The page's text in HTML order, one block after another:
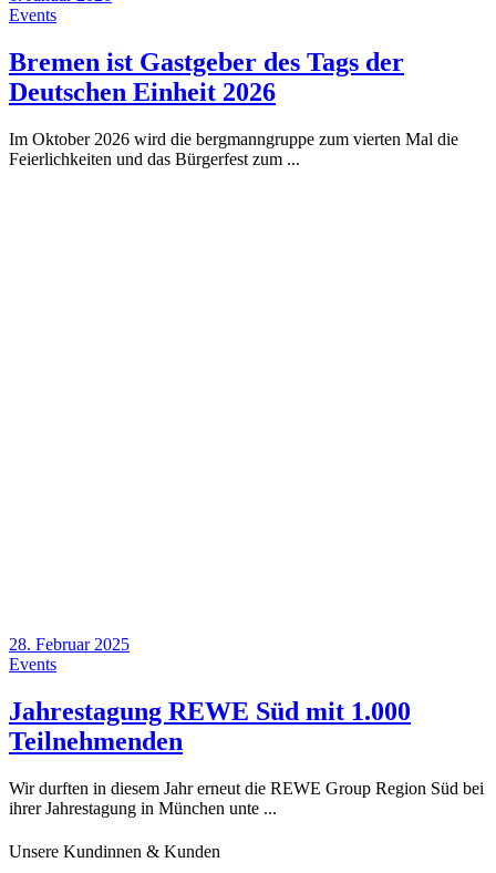
Events
Bremen ist Gastgeber des Tags der
Deutschen Einheit 2026
Im Oktober 2026 wird die bergmanngruppe zum vierten Mal die
Feierlichkeiten und das Bürgerfest zum
28. Februar 2025
Events
Jahrestagung REWE Süd mit 1.000
Teilnehmenden
Wir durften in diesem Jahr erneut die REWE Group Region Süd bei
ihrer Jahrestagung in München unte
Unsere Kundinnen & Kunden